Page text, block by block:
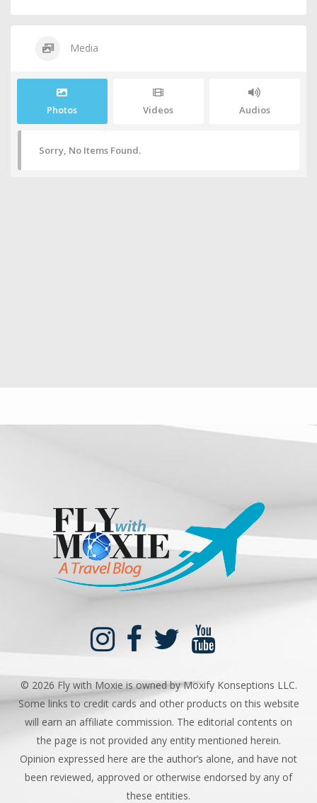
Media
Photos Videos Audios
Sorry, No Items Found.
© 2026 Fly with Moxie is owned by Moxify Konseptions LLC.
Some links to credit cards and other products on this website
will earn an affiliate commission. The editorial contents on
the page is not provided any entity mentioned herein.
Opinion expressed here are the author’s alone, and have not
been reviewed, approved or otherwise endorsed by any of
these entities.